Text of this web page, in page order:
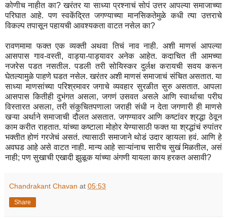
कोणीच नाहीत का? खरंतर या साध्या प्रश्नाचं सोपं उत्तर आपल्या समाजाच्या
परिघात आहे. पण स्वकेंद्रित जगण्याच्या मानसिकतेमुळे कधी त्या उत्तराचे
विकल्प तपासून पहायची आवश्यकता वाटत नसेल का?
रावणमामा फक्त एक व्यक्ती अथवा तिचं नाव नाही. अशी माणसं आपल्या
आसपास गाव-वस्ती, वाड्या-पाड्यावर अनेक आहेत. कदाचित ती आमच्या
नजरेस पडत नसतील. पडली तरी सोयिस्कर दुर्लक्ष करायची सवय करून
घेतल्यामुळे पाहणे घडत नसेल. खरंतर अशी माणसं समाजाचं संचित असतात. या
साध्या माणसांच्या परिश्रमावर जगाचे व्यवहार सुरळीत सुरु असतात. आपला
आसपास कितीही दुभंगत असला, जगणं उसवत असले आणि स्वार्थाचा परीघ
विस्तारत असला, तरी संकुचितपणाला जराही संधी न देता जगणारी ही माणसे
खऱ्या अर्थाने समाजाची दौलत असतात. जगण्यावर आणि कष्टांवर श्रद्धा ठेवून
काम करीत राहतात. यांच्या कष्टाला मोहोर येण्यासाठी फक्त या श्रद्धांचं रुपांतर
भक्तीत होणं गरजेचं असतं. त्यासाठी समाजाने थोडं उदार व्हायला हवं. आणि हे
अवघड आहे असे वाटत नाही. मान्य आहे साऱ्यांनाच सारीच सुखं मिळतील, असं
नाही; पण सुखाची एखादी झुळूक यांच्या अंगणी यायला काय हरकत असावी?
Chandrakant Chavan at 05:53
Share